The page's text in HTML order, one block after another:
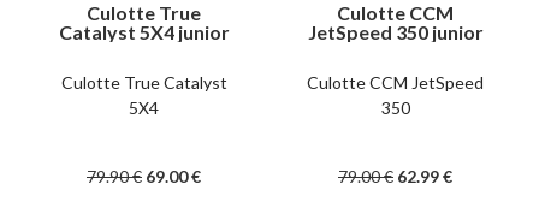
Culotte True
Catalyst 5X4 junior
Culotte True Catalyst
5X4
79.90€ 69.00€
Culotte CCM
JetSpeed 350 junior
Culotte CCM JetSpeed
350
79.00€ 62.99€